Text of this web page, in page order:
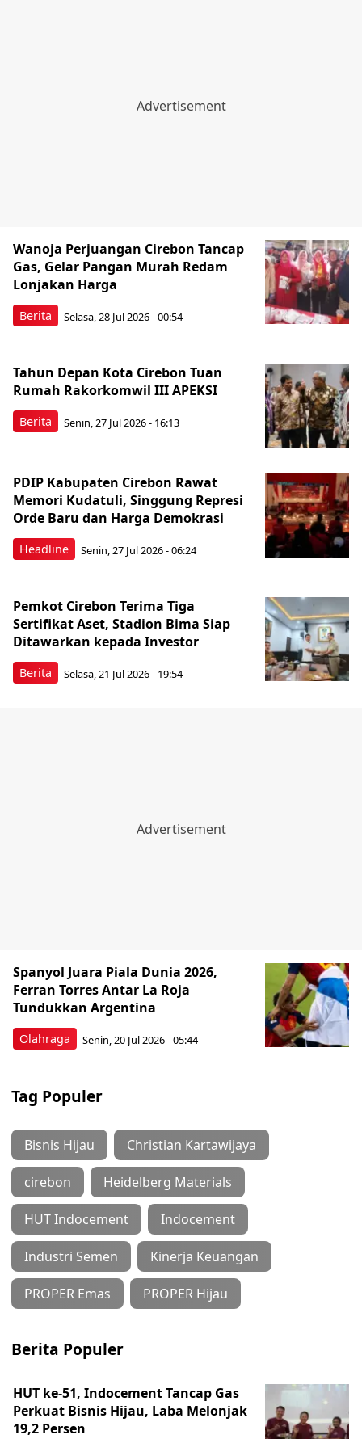
Berita
Wanoja Perjuangan Cirebon Tancap
Gas, Gelar Pangan Murah Redam
Lonjakan Harga
Selasa, 28 Jul 2026 - 00:54
Berita
Tahun Depan Kota Cirebon Tuan
Rumah Rakorkomwil III APEKSI
Senin, 27 Jul 2026 - 16:13
Headline
PDIP Kabupaten Cirebon Rawat
Memori Kudatuli, Singgung Represi
Orde Baru dan Harga Demokrasi
Senin, 27 Jul 2026 - 06:24
Berita
Pemkot Cirebon Terima Tiga
Sertifikat Aset, Stadion Bima Siap
Ditawarkan kepada Investor
Selasa, 21 Jul 2026 - 19:54
Olahraga
Spanyol Juara Piala Dunia 2026,
Ferran Torres Antar La Roja
Tundukkan Argentina
Senin, 20 Jul 2026 - 05:44
Tag Populer
Bisnis Hijau Christian Kartawijaya
cirebon Heidelberg Materials
HUT Indocement Indocement
Industri Semen Kinerja Keuangan
PROPER Emas PROPER Hijau
Berita Populer
HUT ke-51, Indocement Tancap Gas
Perkuat Bisnis Hijau, Laba Melonjak
19,2 Persen